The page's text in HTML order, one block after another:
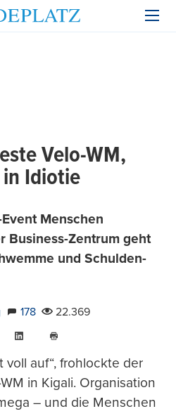
Velo-WM,
Idiotie
Menschen
Business-Zentrum geht
und Schulden-
178
22.369
LinkedIn
drucken
voll auf“, frohlockte der
in Kigali. Organisation
– und die Menschen